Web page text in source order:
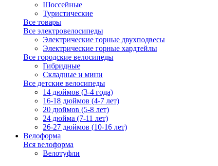
Шоссейные
Туристические
Все товары
Все электровелосипеды
Электрические горные двухподвесы
Электрические горные хардтейлы
Все городские велосипеды
Гибридные
Складные и мини
Все детские велосипеды
14 дюймов (3-4 года)
16-18 дюймов (4-7 лет)
20 дюймов (5-8 лет)
24 дюйма (7-11 лет)
26-27 дюймов (10-16 лет)
Велоформа
Вся велоформа
Велотуфли